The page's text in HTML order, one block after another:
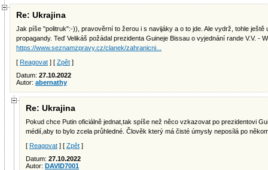
Re: Ukrajina
Jak píše "politruk":-)), pravověrní to žerou i s navijáky a o to jde. Ale vydrž, tohle ještě
propagandy. Teď Velikáš požádal prezidenta Guineje Bissau o vyjednání rande V.V. -
https://www.seznamzpravy.cz/clanek/zahranicni...
[ Reagovat ] [ Zpět ]
Datum: 27.10.2022
Autor: abernathy
Re: Ukrajina
Pokud chce Putin oficiálně jednat,tak spíše než něco vzkazovat po prezidentovi
médií,aby to bylo zcela průhledné. Člověk který má čisté úmysly neposílá po
[ Reagovat ] [ Zpět ]
Datum: 27.10.2022
Autor: DAVID7001